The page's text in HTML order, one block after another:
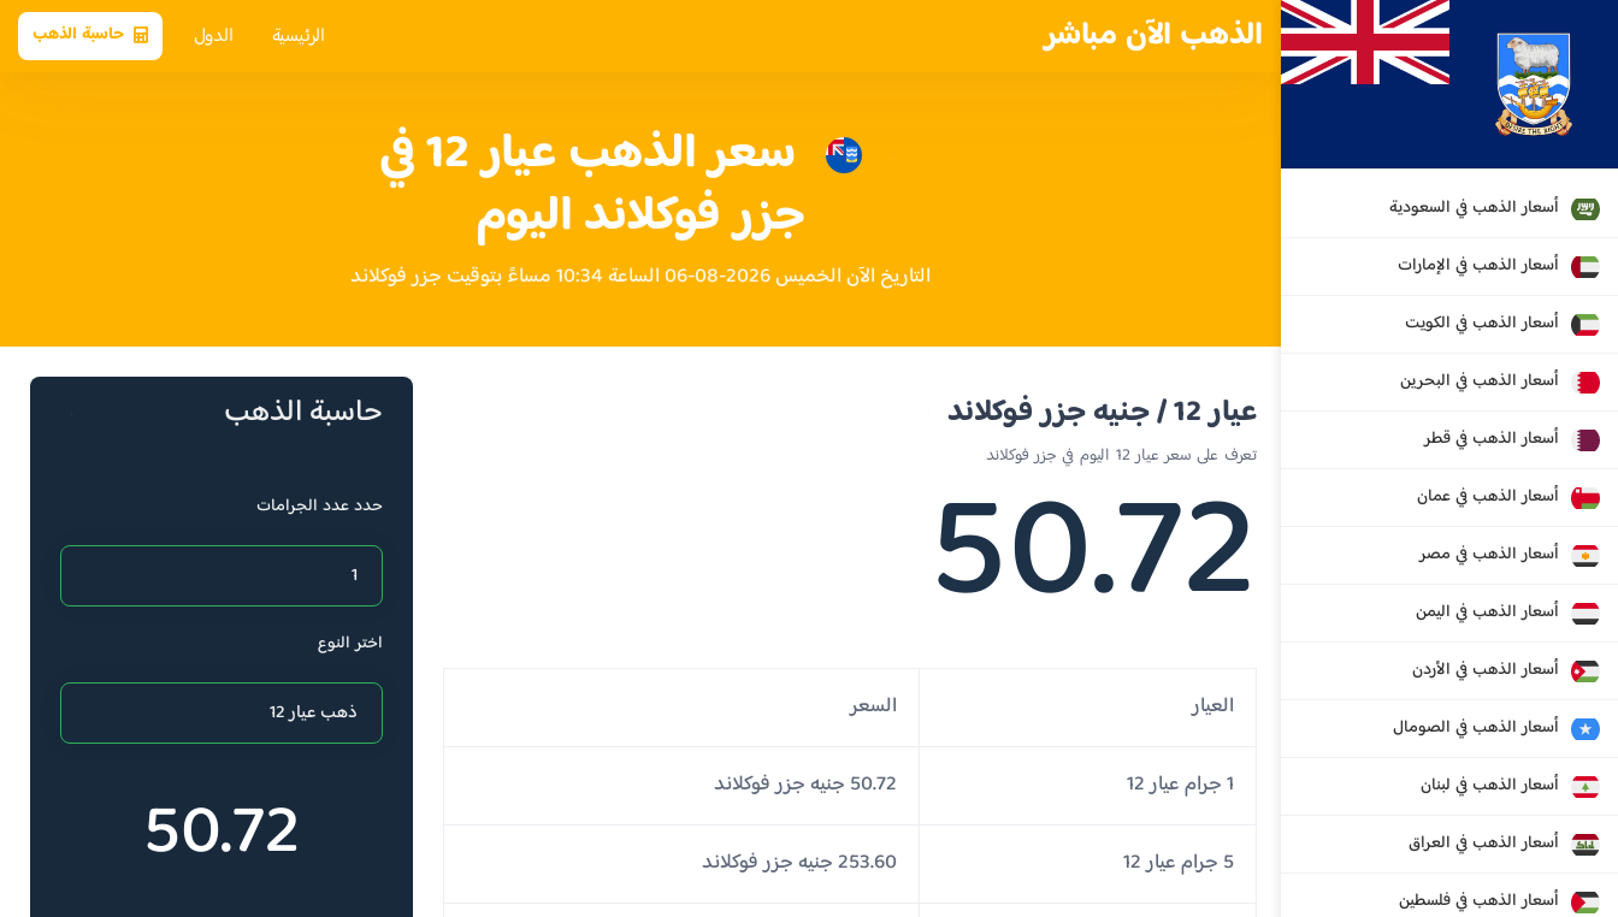
الذهب الآن مباشر الرئيسية الدول حاسبة الذهب
أسعار الذهب في السعودية
أسعار الذهب في الإمارات
أسعار الذهب في الكويت
أسعار الذهب في البحرين
أسعار الذهب في قطر
أسعار الذهب في عمان
أسعار الذهب في مصر
أسعار الذهب في اليمن
أسعار الذهب في الأردن
أسعار الذهب في الصومال
أسعار الذهب في لبنان
أسعار الذهب في العراق
أسعار الذهب في فلسطين
سعر الذهب عيار 12 في
جزر فوكلاند اليوم
التاريخ الآن الخميس 2026-08-06 الساعة 10:34 مساءً بتوقيت جزر فوكلاند
عيار 12 / جنيه جزر فوكلاند
تعرف على سعر عيار 12 اليوم في جزر فوكلاند
50.72
العيار السعر
1 جرام عيار 12 50.72 جنيه جزر فوكلاند
5 جرام عيار 12 253.60 جنيه جزر فوكلاند
حاسبة الذهب
حدد عدد الجرامات
اختر النوع
50.72